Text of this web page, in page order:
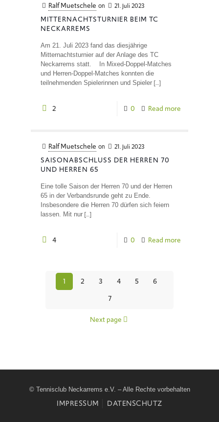
Ralf Muetschele on 21. Juli 2023
MITTERNACHTSTURNIER BEIM TC
NECKARREMS
Am 21. Juli 2023 fand das diesjährige
Mitternachtsturnier auf der Anlage des TC
Neckarrems statt. In Mixed-Doppel-Matches
und Herren-Doppel-Matches konnten die
teilnehmenden Spielerinnen und Spieler […]
2 0 Read more
Ralf Muetschele on 21. Juli 2023
SAISONABSCHLUSS DER HERREN 70
UND HERREN 65
Eine tolle Saison der Herren 70 und der Herren
65 in der Verbandsrunde geht zu Ende.
Insbesondere die Herren 70 dürfen sich feiern
lassen. Mit nur […]
4 0 Read more
1 2 3 4 5
6
7
Next page
© Tennisclub Neckarrems e.V. – Alle Rechte vorbehalten
IMPRESSUM DATENSCHUTZ